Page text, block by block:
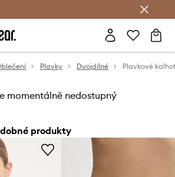
Plavky Dvojdílné Plavkové
momentálně nedostupný
produkty